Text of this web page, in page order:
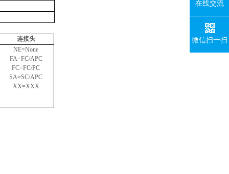
连接头
NE=None
FA=FC/APC
FC=FC/PC
SA=SC/APC
XX=XXX
在线交流
微信扫一扫